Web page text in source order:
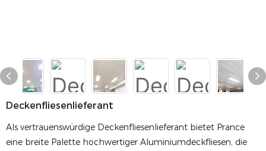
Deckenfliesenlieferant
Als vertrauenswürdige Deckenfliesenlieferant bietet Prance
eine breite Palette hochwertiger Aluminiumdeckfliesen, die